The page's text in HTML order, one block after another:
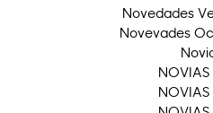
Novedades
Novevades